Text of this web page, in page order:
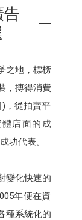
告
之地，標榜
，搏得消費
)，從拍賣平
店面的成
功代表。
變化快速的
年便在資
種系統化的